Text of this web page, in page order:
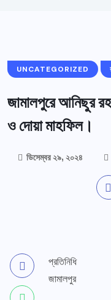
UNCATEGORIZED
জামালপুরে আনিছুর
ও দোয়া মাহফিল।
ডিসেম্বর ২৯, ২০২৪
প্রতিনিধি
জামালপুর